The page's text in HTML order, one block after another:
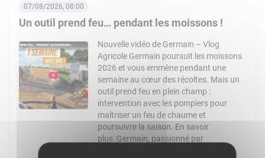
Un outil prend feu… pendant les moissons !
07/08/2026, 08:00
Nouvelle vidéo de Germain – Vlog
Agricole Germain poursuit les moissons
2026 et vous emmène pendant une
semaine au cœur des récoltes. Mais un
outil prend feu en plein champ :
intervention avec les pompiers pour
maîtriser un feu de chaume et
poursuivre la saison. En savoir
plus :Germain, passionné par